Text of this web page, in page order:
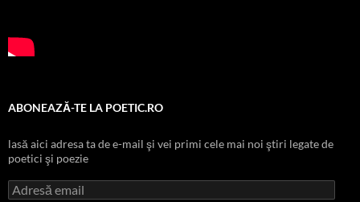
ABONEAZĂ-TE LA POETIC.RO
lasă aici adresa ta de e-mail şi vei primi cele mai noi ştiri legate de
poetici şi poezie
Adresă